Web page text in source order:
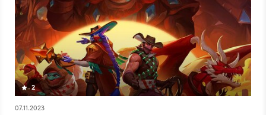
2
07.11.2023